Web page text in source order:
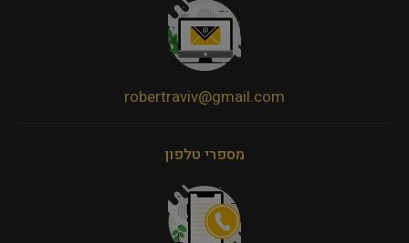
robertraviv@gmail.com
מספרי טלפון